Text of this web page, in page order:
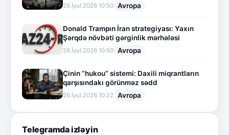
26.İyul.2026 10:50 Avropa
Donald Trampın İran strategiyası: Yaxın
Şərqdə növbəti gərginlik mərhələsi
26.İyul.2026 10:50 Avropa
Çinin “hukou” sistemi: Daxili miqrantların
qarşısındakı görünməz sədd
26.İyul.2026 10:22 Avropa
Telegramda izləyin